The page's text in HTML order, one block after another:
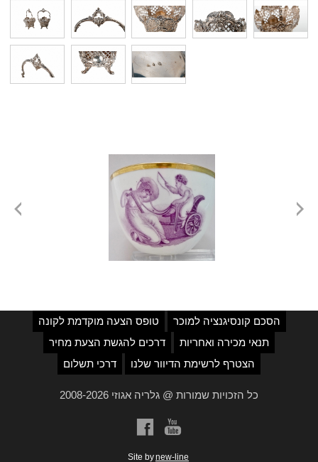
הסכם קונסיגנציה למוכר
טופס הצעה מוקדמת לקונה
תנאי מכירה ואחריות
דרכים להגשת הצעת מחיר
הצטרף לרשימת הדיוור שלנו
דרכי תשלום
כל הזכויות שמורות @ גלריה אגוזי 2008-2026
a b
Site bynew-line